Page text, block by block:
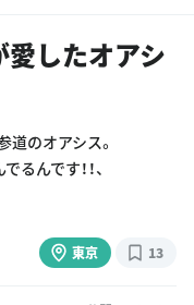
したオアシ
のオアシス。
んです！！、
東京 13